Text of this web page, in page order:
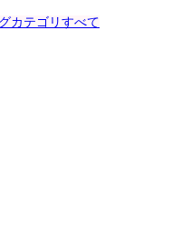
カテゴリすべて